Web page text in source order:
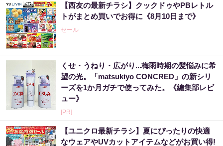
【西友の最新チラシ】クックドゥやPBレトル
トがまとめ買いでお得に《8月10日まで》
セール
くせ・うねり・広がり...梅雨時期の髪悩みに希
望の光。「matsukiyo CONCRED」の新シリ
ーズを1か月ガチで使ってみた。《編集部レビ
ュー》
[PR]
【ユニクロ最新チラシ】夏にぴったりの快適
なウェアやUVカットアイテムなどがお買い得!